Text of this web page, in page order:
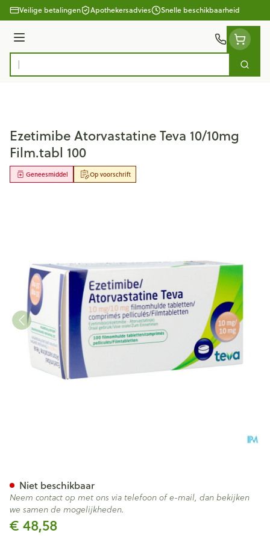
Ga naar de inhoud
Veilige betalingen Apothekersadvies Snelle beschikbaarheid
Menu
Product, merk, categorie...
Zoek
Ezetimibe Atorvastatine Teva 10/10mg
Film.tabl 100
Op voorschrift
Geneesmiddel
€ 48,58
Niet beschikbaar
Neem contact op met ons via telefoon of e-mail, dan bekijken
we samen de mogelijkheden.